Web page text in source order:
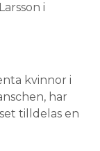
i
kvinnor i
har
tilldelas en